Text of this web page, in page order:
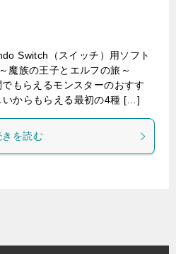
Switch（スイッチ）用ソフト
魔族の王子とエルフの旅～
もらえるモンスターのおすす
いからもらえる最初の4種 […]
きを読む